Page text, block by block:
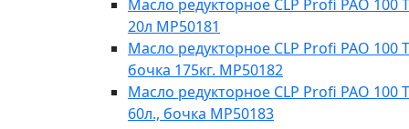
Масло редукторное CLP Profi PAO 100
20л МР50181
Масло редукторное CLP Profi PAO 100
бочка 175кг. МР50182
Масло редукторное CLP Profi PAO 100
60л., бочка МР50183